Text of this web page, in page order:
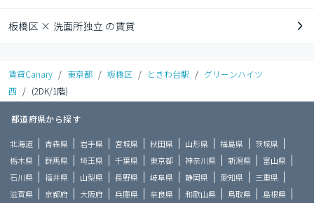
板橋区 × 洗面所独立 の賃貸
賃貸Canary / 東京都 / 板橋区 / ときわ台駅 / グリーンハイツ
西 / (2DK/1階)
都道府県から探す
北海道 青森県 岩手県 宮城県 秋田県 山形県 福島県
茨城県
栃木県
群馬県 埼玉県 千葉県 東京都 神奈川県 新潟県
富山県
石川県
福井県 山梨県 長野県 岐阜県 静岡県 愛知県
三重県
滋賀県
京都府 大阪府 兵庫県 奈良県 和歌山県 鳥取県 島根県